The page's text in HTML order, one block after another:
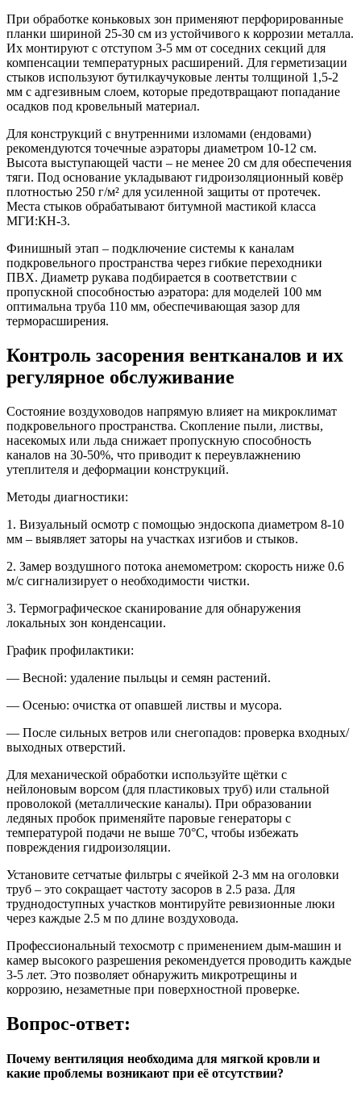
При обработке коньковых зон применяют перфорированные
планки шириной 25-30 см из устойчивого к коррозии металла.
Их монтируют с отступом 3-5 мм от соседних секций для
компенсации температурных расширений. Для герметизации
стыков используют бутилкаучуковые ленты толщиной 1,5-2
мм с адгезивным слоем, которые предотвращают попадание
осадков под кровельный материал.
Для конструкций с внутренними изломами (ендовами)
рекомендуются точечные аэраторы диаметром 10-12 см.
Высота выступающей части – не менее 20 см для обеспечения
тяги. Под основание укладывают гидроизоляционный ковёр
плотностью 250 г/м² для усиленной защиты от протечек.
Места стыков обрабатывают битумной мастикой класса
МГИ:КН-3.
Финишный этап – подключение системы к каналам
подкровельного пространства через гибкие переходники
ПВХ. Диаметр рукава подбирается в соответствии с
пропускной способностью аэратора: для моделей 100 мм
оптимальна труба 110 мм, обеспечивающая зазор для
терморасширения.
Контроль засорения вентканалов и их
регулярное обслуживание
Состояние воздуховодов напрямую влияет на микроклимат
подкровельного пространства. Скопление пыли, листвы,
насекомых или льда снижает пропускную способность
каналов на 30-50%, что приводит к переувлажнению
утеплителя и деформации конструкций.
Методы диагностики:
1. Визуальный осмотр с помощью эндоскопа диаметром 8-10
мм – выявляет заторы на участках изгибов и стыков.
2. Замер воздушного потока анемометром: скорость ниже 0.6
м/с сигнализирует о необходимости чистки.
3. Термографическое сканирование для обнаружения
локальных зон конденсации.
График профилактики:
— Весной: удаление пыльцы и семян растений.
— Осенью: очистка от опавшей листвы и мусора.
— После сильных ветров или снегопадов: проверка входных/
выходных отверстий.
Для механической обработки используйте щётки с
нейлоновым ворсом (для пластиковых труб) или стальной
проволокой (металлические каналы). При образовании
ледяных пробок применяйте паровые генераторы с
температурой подачи не выше 70°C, чтобы избежать
повреждения гидроизоляции.
Установите сетчатые фильтры с ячейкой 2-3 мм на оголовки
труб – это сокращает частоту засоров в 2.5 раза. Для
труднодоступных участков монтируйте ревизионные люки
через каждые 2.5 м по длине воздуховода.
Профессиональный техосмотр с применением дым-машин и
камер высокого разрешения рекомендуется проводить каждые
3-5 лет. Это позволяет обнаружить микротрещины и
коррозию, незаметные при поверхностной проверке.
Вопрос-ответ:
Почему вентиляция необходима для мягкой кровли и
какие проблемы возникают при её отсутствии?